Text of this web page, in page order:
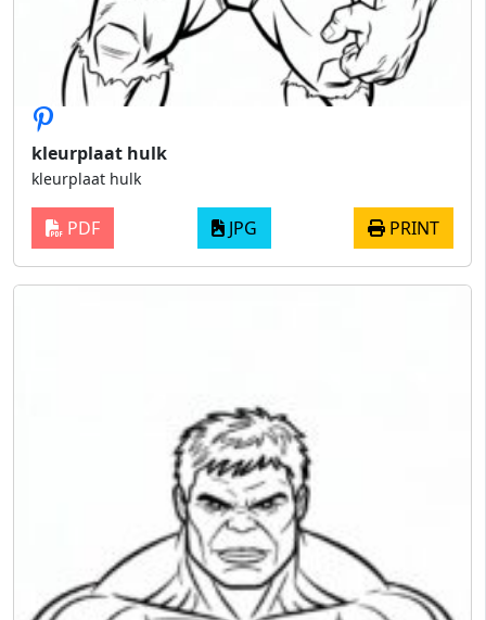
kleurplaat hulk
kleurplaat hulk
PDF JPG PRINT